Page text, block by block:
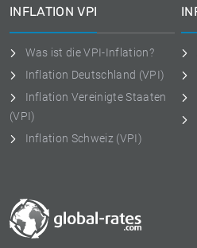
INFLATION VPI
Was ist die VPI-Inflation?
Inflation Deutschland (VPI)
Inflation Vereinigte Staaten
(VPI)
Inflation Schweiz (VPI)